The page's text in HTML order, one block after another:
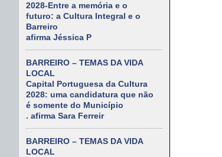
2028-Entre a memória e o
futuro: a Cultura Integral e o
Barreiro
afirma Jéssica P
BARREIRO – TEMAS DA VIDA
LOCAL
Capital Portuguesa da Cultura
2028: uma candidatura que não
é somente do Município
. afirma Sara Ferreir
BARREIRO – TEMAS DA VIDA
LOCAL